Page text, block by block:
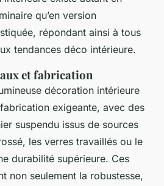
qu’en version
répondant ainsi à tous
tendances déco intérieure.
et fabrication
décoration intérieure
exigeante, avec des
suspendu issus de sources
les verres travaillés ou le
durabilité supérieure. Ces
non seulement la robustesse,